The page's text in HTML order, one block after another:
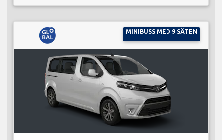
MINIBUSS MED 9 SÄTEN